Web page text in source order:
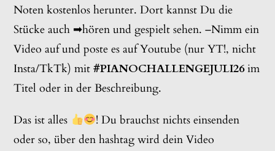
Noten kostenlos herunter. Dort kannst Du die
Stücke auch ➡hören und gespielt sehen. –Nimm ein
Video auf und poste es auf Youtube (nur YT!, nicht
Insta/TkTk) mit#PIANOCHALLENGEJULI26im
Titel oder in der Beschreibung.
Das ist alles
! Du brauchst nichts einsenden
oder so, über den hashtag wird dein Video